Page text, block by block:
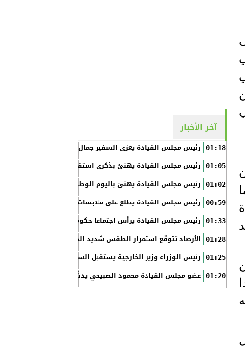
من
آخر الأخبار
01:18 رئيس مجلس القيادة يعزي السفير جمال السلال
01:05 رئيس مجلس القيادة يهنئ بذكرى استقلال الفلبين
01:02 رئيس مجلس القيادة يهنئ باليوم الوطني الروسي
00:59 رئيس مجلس القيادة يطلع على ملابسات حادثة إطلاق النار في
01:33 رئيس مجلس القيادة يرأس اجتماعا حكوميا مصغرا لدعم جهود
01:28 الأرصاد تتوقّع استمرار الطقس شديد الحرارة بالسواحل والصحاري
01:25 رئيس الوزراء وزير الخارجية يستقبل السفير الأمريكي
01:20 عضو مجلس القيادة محمود الصبيحي يدشّن اختبارات الثانوية